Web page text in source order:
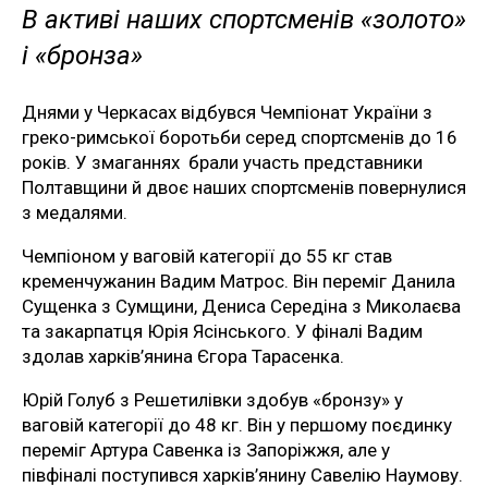
В активі наших спортсменів «золото»
і «бронза»
Днями у Черкасах відбувся Чемпіонат України з
греко-римської боротьби серед спортсменів до 16
років. У змаганнях брали участь представники
Полтавщини й двоє наших спортсменів повернулися
з медалями.
Чемпіоном у ваговій категорії до 55 кг став
кременчужанин Вадим Матрос. Він переміг Данила
Сущенка з Сумщини, Дениса Середіна з Миколаєва
та закарпатця Юрія Ясінського. У фіналі Вадим
здолав харків’янина Єгора Тарасенка.
Юрій Голуб з Решетилівки здобув «бронзу» у
ваговій категорії до 48 кг. Він у першому поєдинку
переміг Артура Савенка із Запоріжжя, але у
півфіналі поступився харків’янину Савелію Наумову.